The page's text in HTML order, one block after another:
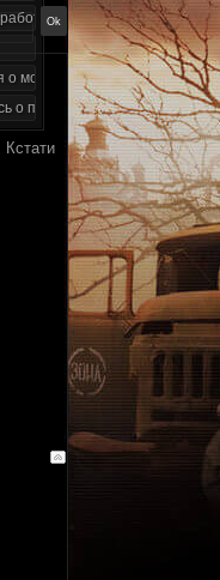
моде за июнь 2020
о проделанной работе